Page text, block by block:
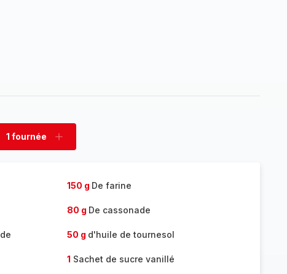
1 fournée
Ajouter
150 g De farine
80 g De cassonade
50 g d'huile de tournesol
1 Sachet de sucre vanillé